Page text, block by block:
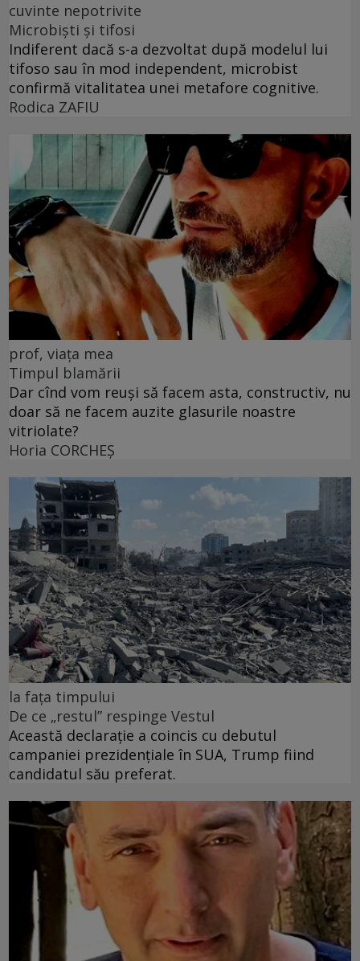
cuvinte nepotrivite
Microbiști și tifosi
Indiferent dacă s-a dezvoltat după modelul lui
tifoso sau în mod independent, microbist
confirmă vitalitatea unei metafore cognitive.
Rodica ZAFIU
prof, viața mea
Timpul blamării
Dar cînd vom reuși să facem asta, constructiv, nu
doar să ne facem auzite glasurile noastre
vitriolate?
Horia CORCHEŞ
la fața timpului
De ce „restul” respinge Vestul
Această declarație a coincis cu debutul
campaniei prezidențiale în SUA, Trump fiind
candidatul său preferat.